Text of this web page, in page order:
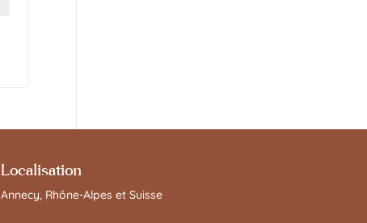
Localisation
Annecy, Rhône-Alpes et Suisse